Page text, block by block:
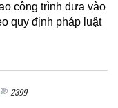
công trình đưa vào
quy định pháp luật
2399